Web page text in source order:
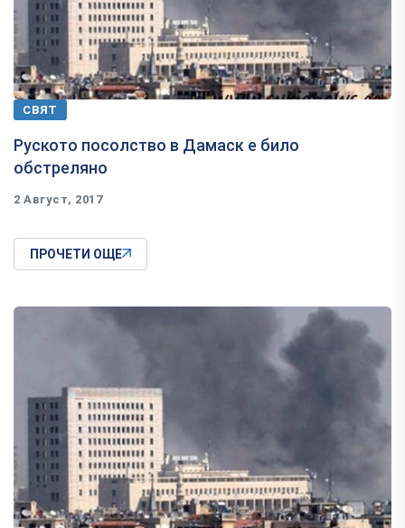
СВЯТ
Руското посолство в Дамаск е било
обстреляно
2 Август, 2017
ПРОЧЕТИ ОЩЕ